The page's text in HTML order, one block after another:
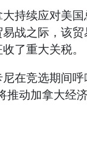
持续应对美
战之际，该
了重大关税。
在竞选期间呼
推动加拿大经